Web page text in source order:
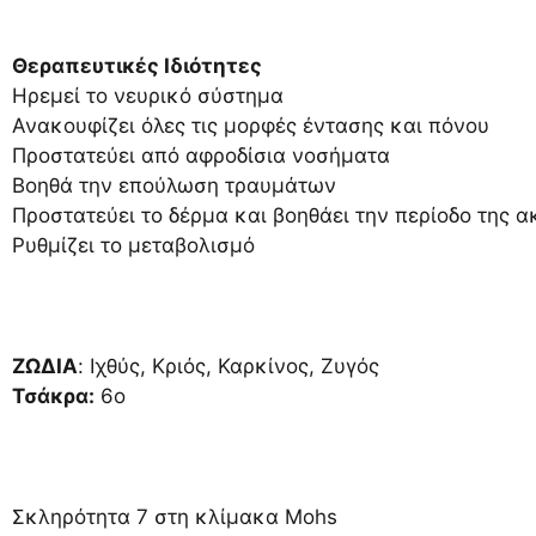
Θεραπευτικές Ιδιότητες
Ηρεμεί το νευρικό σύστημα
Ανακουφίζει όλες τις μορφές έντασης και πόνου
Προστατεύει από αφροδίσια νοσήματα
Βοηθά την επούλωση τραυμάτων
Προστατεύει το δέρμα και βοηθάει την περίοδο της
Ρυθμίζει το μεταβολισμό
ΖΩΔΙΑ: Ιχθύς, Κριός, Καρκίνος, Ζυγός
Τσάκρα: 6ο
Σκληρότητα 7 στη κλίμακα Mohs